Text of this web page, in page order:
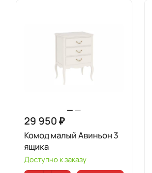
29 950 ₽
Комод малый Авиньон 3
ящика
Доступно к заказу